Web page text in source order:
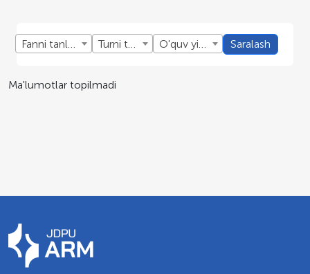
Fanni tanlang Turni tanlang O'quv yillini tanlang Saralash
Ma'lumotlar topilmadi